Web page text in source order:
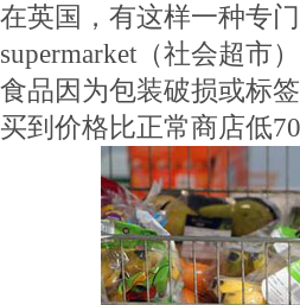
在英国，有这样一种专
supermarket（社会超市
食品因为包装破损或标
买到价格比正常商店低